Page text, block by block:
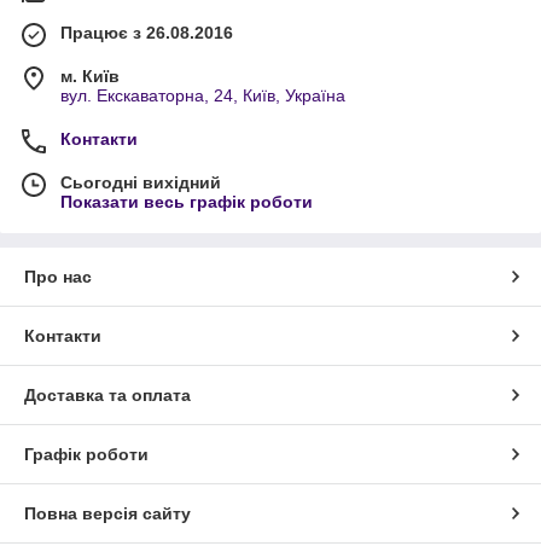
Працює з 26.08.2016
м. Київ
вул. Екскаваторна, 24, Київ, Україна
Контакти
Сьогодні вихідний
Показати весь графік роботи
Про нас
Контакти
Доставка та оплата
Графік роботи
Повна версія сайту